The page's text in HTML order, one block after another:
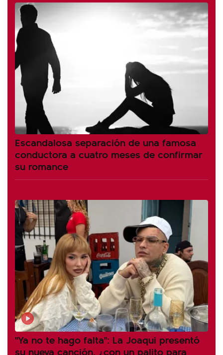
Escandalosa separación de una famosa
conductora a cuatro meses de confirmar
su romance
"Ya no te hago falta": La Joaqui presentó
su nueva canción, ¿con un palito para